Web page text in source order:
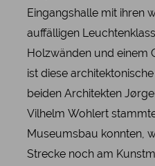
Eingangshalle mit ihren
auffälligen
Holzwänden und einem
ist diese
beiden Architekten
Vilhelm Wohlert
Museumsbau konnten,
Strecke noch am